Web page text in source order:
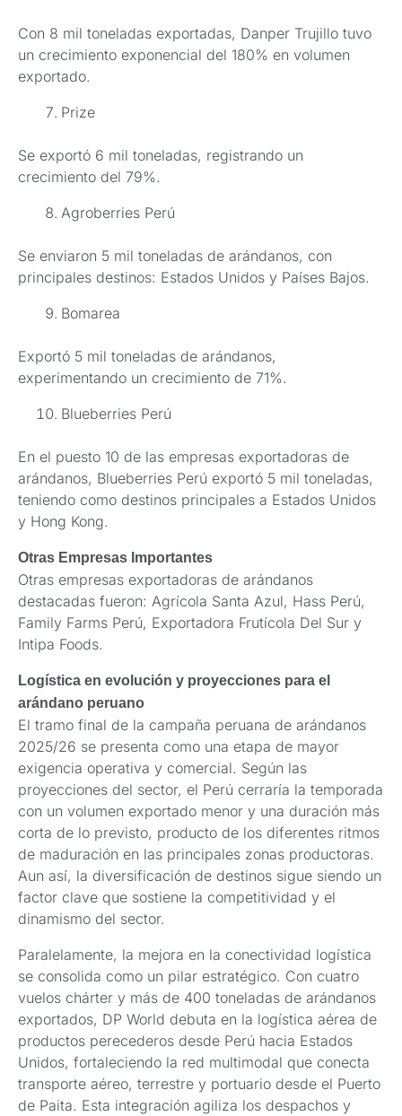
Con 8 mil toneladas exportadas, Danper Trujillo tuvo
un crecimiento exponencial del 180% en volumen
exportado.
Prize
Se exportó 6 mil toneladas, registrando un
crecimiento del 79%.
Agroberries Perú
Se enviaron 5 mil toneladas de arándanos, con
principales destinos: Estados Unidos y Países Bajos.
Bomarea
Exportó 5 mil toneladas de arándanos,
experimentando un crecimiento de 71%.
Blueberries Perú
En el puesto 10 de las empresas exportadoras de
arándanos, Blueberries Perú exportó 5 mil toneladas,
teniendo como destinos principales a Estados Unidos
y Hong Kong.
Otras Empresas Importantes
Otras empresas exportadoras de arándanos
destacadas fueron: Agrícola Santa Azul, Hass Perú,
Family Farms Perú, Exportadora Frutícola Del Sur y
Intipa Foods.
Logística en evolución y proyecciones para el
arándano peruano
El tramo final de la campaña peruana de arándanos
2025/26 se presenta como una etapa de mayor
exigencia operativa y comercial. Según las
proyecciones del sector, el Perú cerraría la temporada
con un volumen exportado menor y una duración más
corta de lo previsto, producto de los diferentes ritmos
de maduración en las principales zonas productoras.
Aun así, la diversificación de destinos sigue siendo un
factor clave que sostiene la competitividad y el
dinamismo del sector.
Paralelamente, la mejora en la conectividad logística
se consolida como un pilar estratégico. Con cuatro
vuelos chárter y más de 400 toneladas de arándanos
exportados, DP World debuta en la logística aérea de
productos perecederos desde Perú hacia Estados
Unidos, fortaleciendo la red multimodal que conecta
transporte aéreo, terrestre y portuario desde el Puerto
de Paita. Esta integración agiliza los despachos y